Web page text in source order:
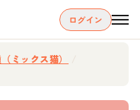
ログイン
ミックス猫）